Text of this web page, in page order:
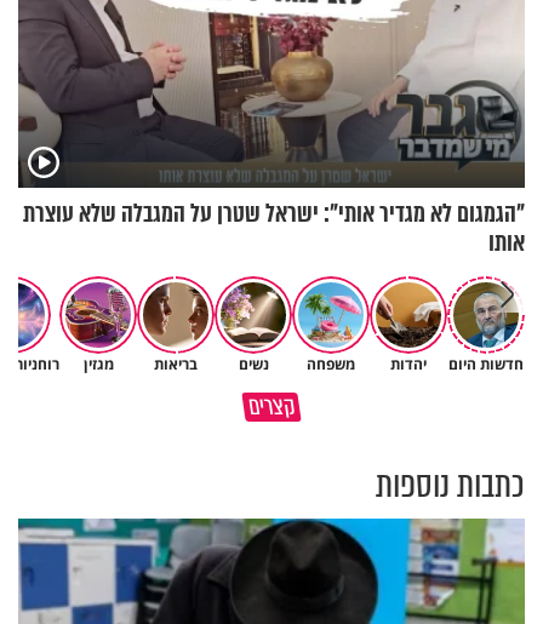
"הגמגום לא מגדיר אותי": ישראל שטרן על המגבלה שלא עוצרת
אותו
חדשות היום יהדות משפחה נשים בריאות מגזין רוחניות
קצרים
האם אפשר להפוך קללה לברכה?
תהיו אהרון הכהן - תשכינו שלום
כתבות נוספות